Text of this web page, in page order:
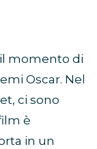
momento di
Oscar. Nel
ci sono
è
in un